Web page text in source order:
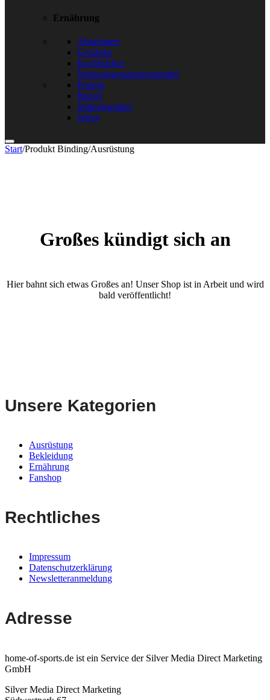
Ernährung
Abnehmen
Getränke
Kochbücher
Nahrungsergänzungsmittel
Protein
Riegel
Süßungsmittel
Whey
Start/Produkt Binding/Ausrüstung
Großes kündigt sich an
Hier bahnt sich etwas Großes an! Unser Shop ist in Arbeit und wird
bald veröffentlicht!
Unsere Kategorien
Ausrüstung
Bekleidung
Ernährung
Fanshop
Rechtliches
Impressum
Datenschutzerklärung
Newsletteranmeldung
Adresse
home-of-sports.de ist ein Service der Silver Media Direct Marketing
GmbH
Silver Media Direct Marketing